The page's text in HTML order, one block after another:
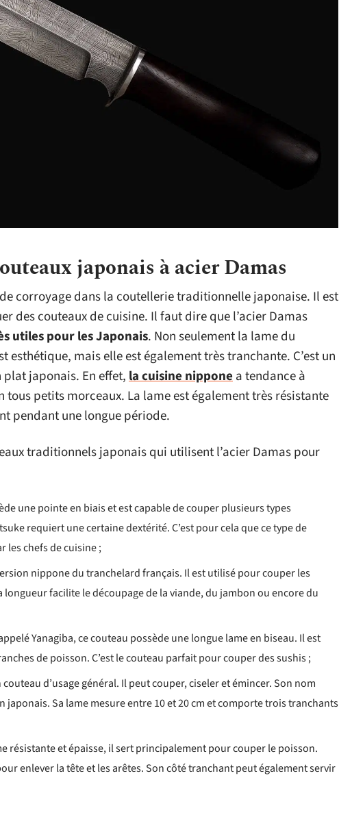
japonais à acier Damas
corroyage dans la coutellerie traditionnelle japonaise. Il est
des couteaux de cuisine. Il faut dire que l’acier Damas
utiles pour les Japonais. Non seulement la lame du
esthétique, mais elle est également très tranchante. C’est un
japonais. En effet,la cuisine nipponea tendance à
tous petits morceaux. La lame est également très résistante
pendant une longue période.
traditionnels japonais qui utilisent l’acier Damas pour
une pointe en biais et est capable de couper plusieurs types
requiert une certaine dextérité. C’est pour cela que ce type de
les chefs de cuisine ;
nippone du tranchelard français. Il est utilisé pour couper les
longueur facilite le découpage de la viande, du jambon ou encore du
Yanagiba, ce couteau possède une longue lame en biseau. Il est
de poisson. C’est le couteau parfait pour couper des sushis ;
couteau d’usage général. Il peut couper, ciseler et émincer. Son nom
japonais. Sa lame mesure entre 10 et 20 cm et comporte trois tranchants
résistante et épaisse, il sert principalement pour couper le poisson.
enlever la tête et les arêtes. Son côté tranchant peut également servir